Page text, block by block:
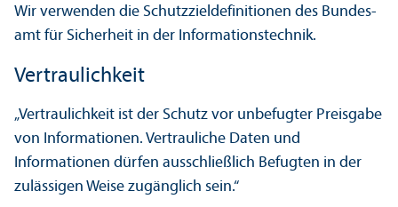
Wir verwenden die Schutz­zieldefinitionen des Bundes­
amt für Sicherheit in der Informations­technik.
Vertraulichkeit
„Vertraulichkeit ist der Schutz vor unbefugter Preisgabe
von Informationen. Vertrauliche Daten und
Informationen dürfen ausschließlich Befugten in der
zulässigen Weise zugänglich sein.“